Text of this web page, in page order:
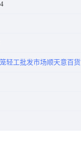
轻工批发市场顺天意百